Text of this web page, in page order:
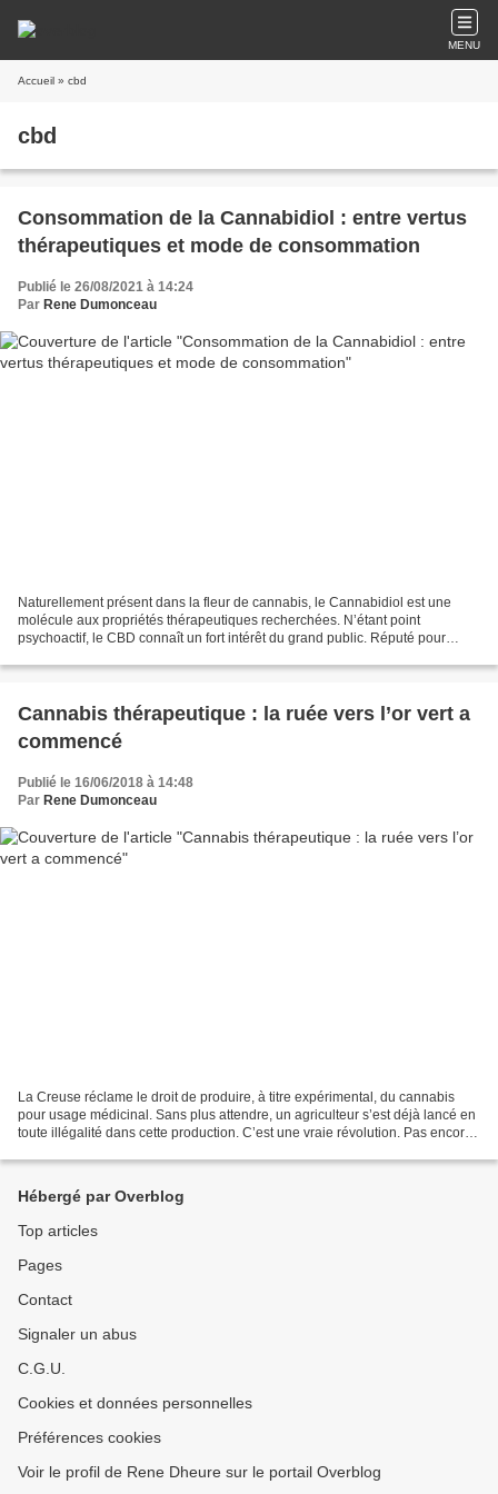
MENU
Accueil » cbd
cbd
Consommation de la Cannabidiol : entre vertus
thérapeutiques et mode de consommation
Publié le 26/08/2021 à 14:24
Par Rene Dumonceau
Naturellement présent dans la fleur de cannabis, le Cannabidiol est une
molécule aux propriétés thérapeutiques recherchées. N’étant point
psychoactif, le CBD connaît un fort intérêt du grand public. Réputé pour
Cannabis thérapeutique : la ruée vers l’or vert a
commencé
Publié le 16/06/2018 à 14:48
Par Rene Dumonceau
La Creuse réclame le droit de produire, à titre expérimental, du cannabis
pour usage médicinal. Sans plus attendre, un agriculteur s’est déjà lancé en
toute illégalité dans cette production. C’est une vraie révolution. Pas encore
Hébergé par Overblog
Top articles
Pages
Contact
Signaler un abus
C.G.U.
Cookies et données personnelles
Préférences cookies
Voir le profil de Rene Dheure sur le portail Overblog